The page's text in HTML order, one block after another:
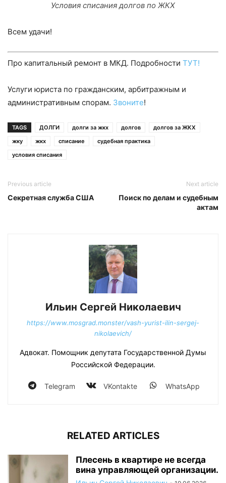
Условия списания долгов по ЖКХ
Всем удачи!
Про капитальный ремонт в МКД. Подробности ТУТ!
Услуги юриста по гражданским, арбитражным и
административным спорам. Звоните!
TAGS ДОЛГИ долги за жкх долгов
долгов за ЖКХ
жку
жкх списание
судебная практика
условия списания
Previous article
Секретная служба США
Next article
Поиск по делам и судебным
актам
Ильин Сергей Николаевич
https://www.mosgrad.monster/vash-yurist-ilin-sergej-
nikolaevich/
Адвокат. Помощник депутата Государственной Думы
Российской Федерации.
Telegram VKontakte WhatsApp
RELATED ARTICLES
Плесень в квартире не всегда
вина управляющей организации.